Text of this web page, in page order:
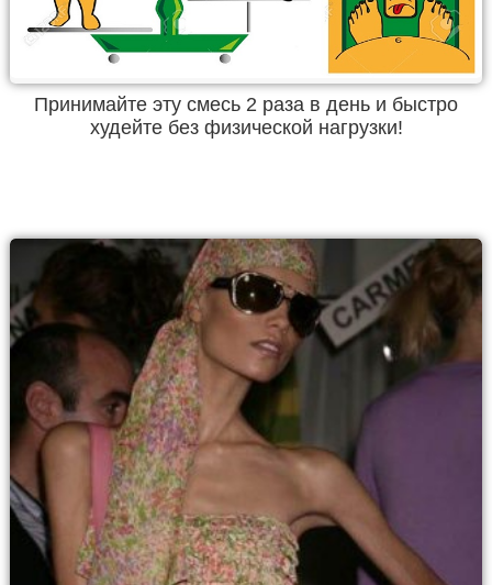
Принимайте эту смесь 2 раза в день и быстро
худейте без физической нагрузки!